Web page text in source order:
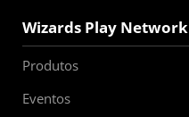
Wizards Play Network
Produtos
Eventos